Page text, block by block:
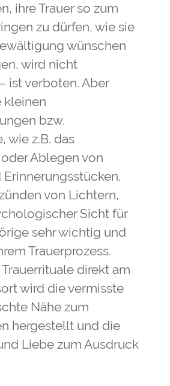
ihre Trauer so zum
zu dürfen, wie sie
wünschen
wird nicht
ist verboten. Aber
kleinen
bzw.
wie z.B. das
Ablegen von
von Lichtern,
Sicht für
sehr wichtig und
Trauerprozess.
direkt am
wird die vermisste
Nähe zum
hergestellt und die
Liebe zum Ausdruck